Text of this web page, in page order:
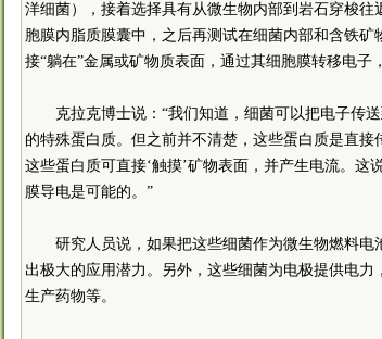
洋细菌），接着选择具有从微生物内部到岩石穿梭
胞膜内脂质膜囊中，之后再测试在细菌内部和含铁
接“躺在”金属或矿物质表面，通过其细胞膜转移电子
克拉克博士说：“我们知道，细菌可以把电子传
的特殊蛋白质。但之前并不清楚，这些蛋白质是直
这些蛋白质可直接‘触摸’矿物表面，并产生电流。这
膜导电是可能的。”
研究人员说，如果把这些细菌作为微生物燃料
出极大的应用潜力。另外，这些细菌为电极提供电
生产药物等。